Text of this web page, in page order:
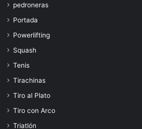
pedroneras
Portada
Powerlifting
Squash
Tenis
Tirachinas
Tiro al Plato
Tiro con Arco
Triatlón